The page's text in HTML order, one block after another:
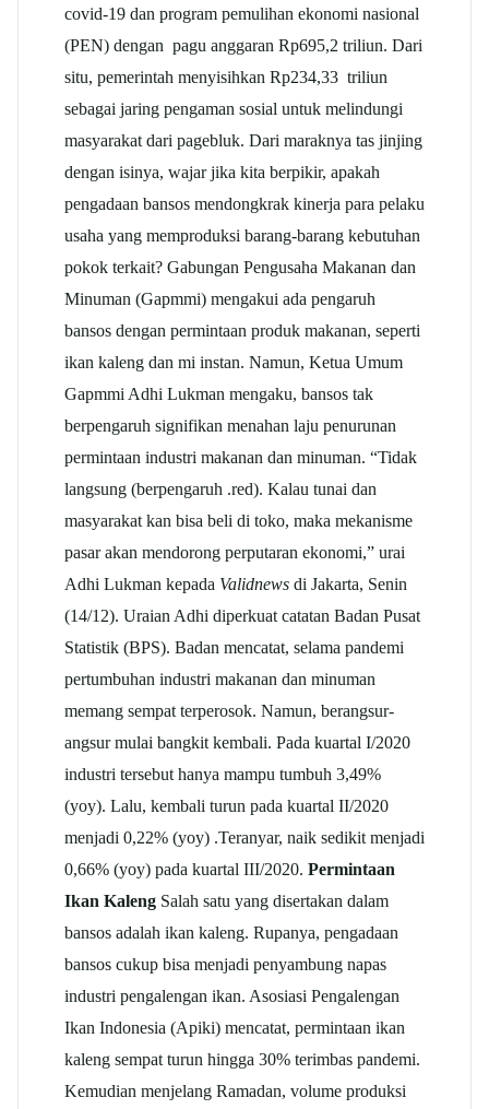
covid-19 dan program pemulihan ekonomi nasional
(PEN) dengan pagu anggaran Rp695,2 triliun. Dari
situ, pemerintah menyisihkan Rp234,33 triliun
sebagai jaring pengaman sosial untuk melindungi
masyarakat dari pagebluk. Dari maraknya tas jinjing
dengan isinya, wajar jika kita berpikir, apakah
pengadaan bansos mendongkrak kinerja para pelaku
usaha yang memproduksi barang-barang kebutuhan
pokok terkait? Gabungan Pengusaha Makanan dan
Minuman (Gapmmi) mengakui ada pengaruh
bansos dengan permintaan produk makanan, seperti
ikan kaleng dan mi instan. Namun, Ketua Umum
Gapmmi Adhi Lukman mengaku, bansos tak
berpengaruh signifikan menahan laju penurunan
permintaan industri makanan dan minuman. “Tidak
langsung (berpengaruh .red). Kalau tunai dan
masyarakat kan bisa beli di toko, maka mekanisme
pasar akan mendorong perputaran ekonomi,” urai
Adhi Lukman kepada Validnews di Jakarta, Senin
(14/12). Uraian Adhi diperkuat catatan Badan Pusat
Statistik (BPS). Badan mencatat, selama pandemi
pertumbuhan industri makanan dan minuman
memang sempat terperosok. Namun, berangsur-
angsur mulai bangkit kembali. Pada kuartal I/2020
industri tersebut hanya mampu tumbuh 3,49%
(yoy). Lalu, kembali turun pada kuartal II/2020
menjadi 0,22% (yoy) .Teranyar, naik sedikit menjadi
0,66% (yoy) pada kuartal III/2020. Permintaan
Ikan Kaleng Salah satu yang disertakan dalam
bansos adalah ikan kaleng. Rupanya, pengadaan
bansos cukup bisa menjadi penyambung napas
industri pengalengan ikan. Asosiasi Pengalengan
Ikan Indonesia (Apiki) mencatat, permintaan ikan
kaleng sempat turun hingga 30% terimbas pandemi.
Kemudian menjelang Ramadan, volume produksi